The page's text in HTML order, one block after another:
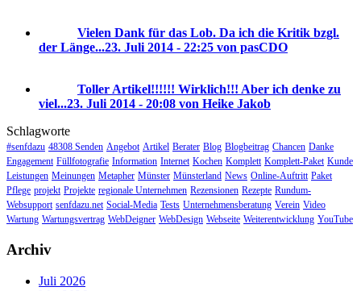
Vielen Dank für das Lob. Da ich die Kritik bzgl.
der Länge...23. Juli 2014 - 22:25 von pasCDO
Toller Artikel!!!!!! Wirklich!!! Aber ich denke zu
viel...23. Juli 2014 - 20:08 von Heike Jakob
Schlagworte
#senfdazu 48308 Senden Angebot Artikel Berater Blog Blogbeitrag Chancen Danke
Engagement Füllfotografie Information Internet Kochen Komplett Komplett-Paket Kunde
Leistungen Meinungen Metapher Münster Münsterland News Online-Auftritt Paket
Pflege projekt Projekte regionale Unternehmen Rezensionen Rezepte Rundum-
Websupport senfdazu.net Social-Media Tests Unternehmensberatung Verein Video
Wartung Wartungsvertrag WebDeigner WebDesign Webseite Weiterentwicklung YouTube
Archiv
Juli 2026